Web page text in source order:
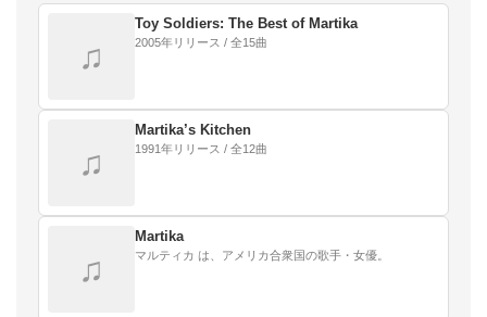
♫
Toy Soldiers: The Best of Martika
2005年リリース / 全15曲
♫
Martika’s Kitchen
1991年リリース / 全12曲
♫
Martika
マルティカ は、アメリカ合衆国の歌手・女優。